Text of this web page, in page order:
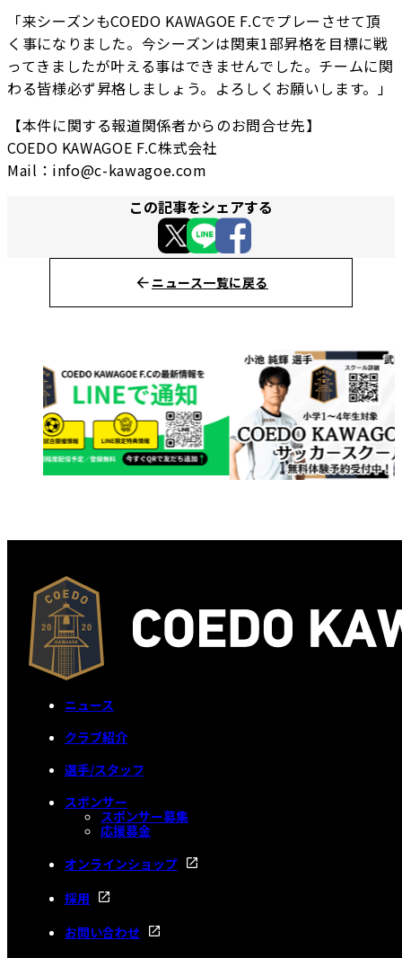
「来シーズンもCOEDO KAWAGOE F.Cでプレーさせて頂
く事になりました。今シーズンは関東1部昇格を目標に戦
ってきましたが叶える事はできませんでした。チームに関
わる皆様必ず昇格しましょう。よろしくお願いします。」
【本件に関する報道関係者からのお問合せ先】
COEDO KAWAGOE F.C株式会社
Mail：info@c-kawagoe.com
この記事をシェアする
ニュース一覧に戻る
ニュース
クラブ紹介
選手/スタッフ
スポンサー
スポンサー募集
応援募金
オンラインショップ
採用
お問い合わせ